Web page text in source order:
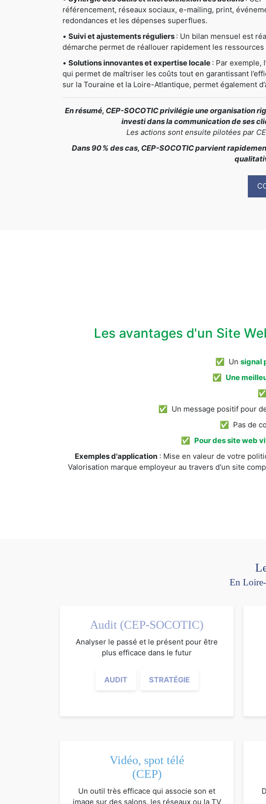
référencement, réseaux sociaux, e-mailing, print,
redondances et les dépenses superflues.
• Suivi et ajustements réguliers : Un bilan mensuel est
démarche permet de réallouer rapidement les
• Solutions innovantes et expertise locale : Par exemple,
qui permet de maîtriser les coûts tout en garantissant
sur la Touraine et la Loire-Atlantique, permet également
En résumé, CEP-SOCOTIC privilégie une organisation
investi dans la communication de ses
Les actions sont ensuite pilotées par
Dans 90 % des cas, CEP-SOCOTIC parvient
Les avantages d'un Site
✅ Un signal
✅ Une
✅
✅ Un message positif pour
✅ Pas de
✅ Pour des site web
Exemples d'application: Mise en valeur de votre
Valorisation marque employeur au travers d'un site
En
Audit (CEP-SOCOTIC)
Analyser le passé et le présent pour être
plus efficace dans le futur
AUDIT STRATÉGIE
Vidéo, spot télé
(CEP)
Un outil très efficace qui associe son et
image sur des salons, les réseaux ou la TV